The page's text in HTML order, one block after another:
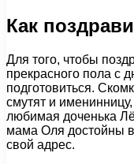
Как
Для того, чтобы
прекрасного пола с
подготовиться.
смутят и
любимая доченька
мама Оля достойны
свой адрес.